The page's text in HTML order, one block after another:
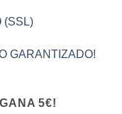
(SSL)
GARANTIZADO!
5€!